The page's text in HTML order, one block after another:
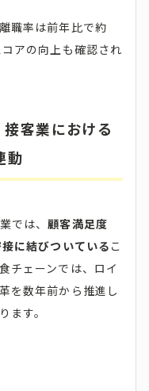
職率は前年比で約
アの向上も確認され
客業における
動
では、顧客満足度
に結びついている こ
チェーンでは、ロイ
を数年前から推進し
ます。